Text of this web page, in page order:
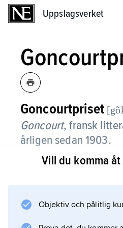
Uppslagsverket
Goncourtpriset
Goncourt,fransk
årligen sedan 1903.
Genom sitt testamente
l’Académie Goncourt
Vill du komma
Objektiv och pålitlig